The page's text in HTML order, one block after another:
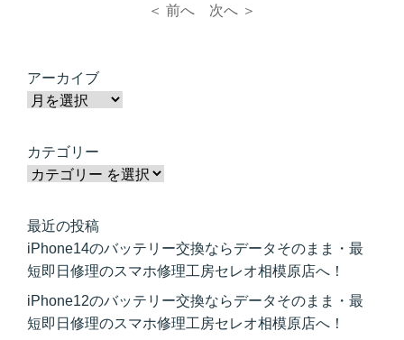
＜ 前へ 次へ ＞
アーカイブ
カテゴリー
最近の投稿
iPhone14のバッテリー交換ならデータそのまま・最
短即日修理のスマホ修理工房セレオ相模原店へ！
iPhone12のバッテリー交換ならデータそのまま・最
短即日修理のスマホ修理工房セレオ相模原店へ！